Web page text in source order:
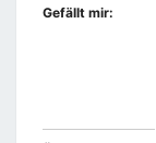
Gefällt mir: